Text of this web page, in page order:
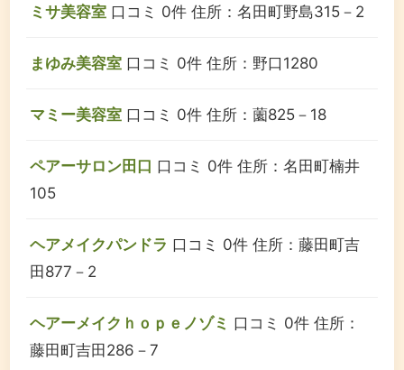
ミサ美容室 口コミ 0件 住所：名田町野島315－2
まゆみ美容室 口コミ 0件 住所：野口1280
マミー美容室 口コミ 0件 住所：薗825－18
ペアーサロン田口 口コミ 0件 住所：名田町楠井
105
ヘアメイクパンドラ 口コミ 0件 住所：藤田町吉
田877－2
ヘアーメイクｈｏｐｅノゾミ 口コミ 0件 住所：
藤田町吉田286－7